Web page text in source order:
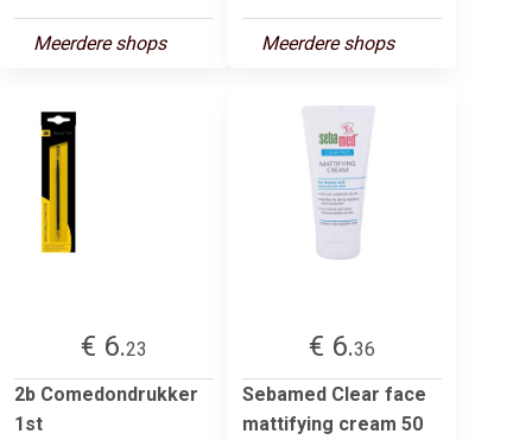
Meerdere shops Meerdere shops
€ 6.23
2b Comedondrukker
1st
€ 6.36
Sebamed Clear face
mattifying cream 50